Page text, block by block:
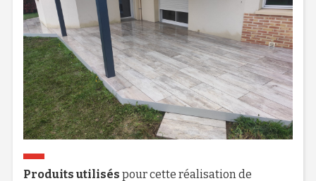
Produits utilisés pour cette réalisation de